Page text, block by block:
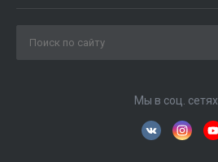
Мы в соц. сетях